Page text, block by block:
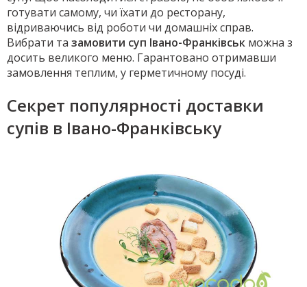
готувати самому, чи їхати до ресторану,
відриваючись від роботи чи домашніх справ.
Вибрати та замовити суп Івано-Франківськ можна з
досить великого меню. Гарантовано отримавши
замовлення теплим, у герметичному посуді.
Секрет популярності доставки
супів в Івано-Франківську